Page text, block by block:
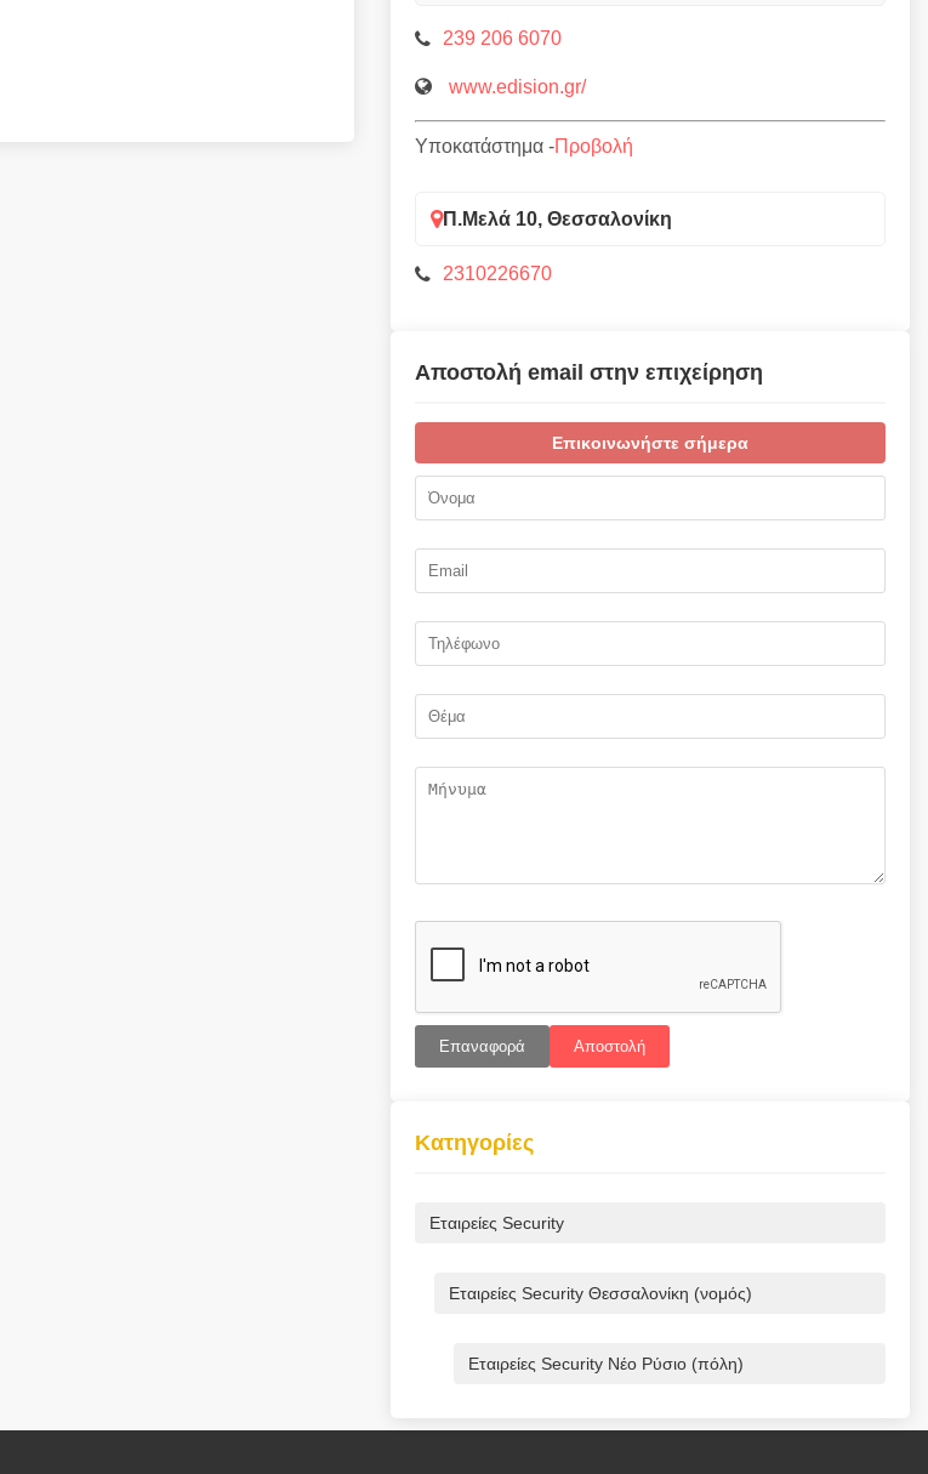
239 206 6070
www.edision.gr/
Υποκατάστημα -Προβολή
Π.Μελά 10, Θεσσαλονίκη
2310226670
Αποστολή email στην επιχείρηση
Επικοινωνήστε σήμερα
Επαναφορά Αποστολή
Κατηγορίες
Εταιρείες Security
Εταιρείες Security Θεσσαλονίκη (νομός)
Εταιρείες Security Νέο Ρύσιο (πόλη)